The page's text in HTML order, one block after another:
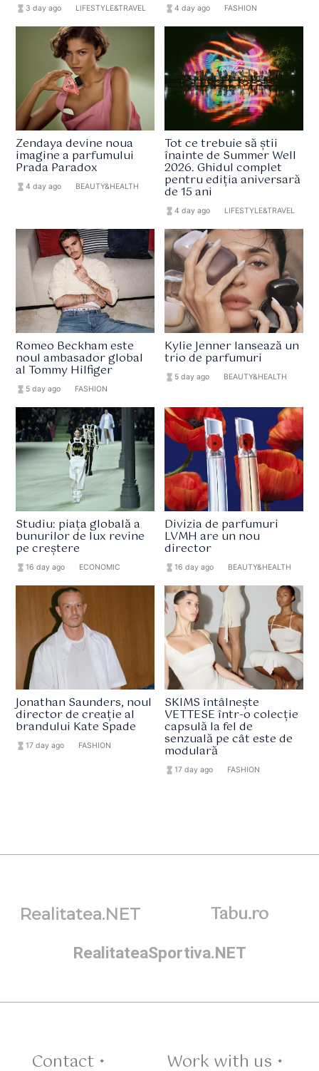
hourglass_full 3 day ago LIFESTYLE&TRAVEL hourglass_full 4 day ago FASHION
Zendaya devine noua
imagine a parfumului
Prada Paradox
hourglass_full4 day ago BEAUTY&HEALTH
Tot ce trebuie să știi
înainte de Summer Well
2026. Ghidul complet
pentru ediția aniversară
de 15 ani
hourglass_full 4 day ago LIFESTYLE&TRAVEL
Romeo Beckham este
noul ambasador global
al Tommy Hilfiger
hourglass_full 5 day ago FASHION
Kylie Jenner lansează un
trio de parfumuri
hourglass_full 5 day ago BEAUTY&HEALTH
Studiu: piața globală a
bunurilor de lux revine
pe creștere
hourglass_full16 day ago ECONOMIC
Divizia de parfumuri
LVMH are un nou
director
hourglass_full 16 day ago BEAUTY&HEALTH
Jonathan Saunders, noul
director de creație al
brandului Kate Spade
hourglass_full17 day ago FASHION
SKIMS întâlnește
VETTESE într-o colecție
capsulă la fel de
senzuală pe cât este de
modulară
hourglass_full 17 day ago FASHION
Realitatea.NET Tabu.ro
RealitateaSportiva.NET
Contact • Work with us •